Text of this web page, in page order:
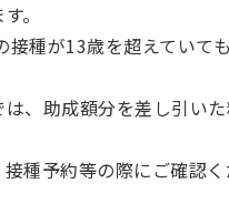
。
種が13歳を超えていて
、助成額分を差し引い
種予約等の際にご確認く